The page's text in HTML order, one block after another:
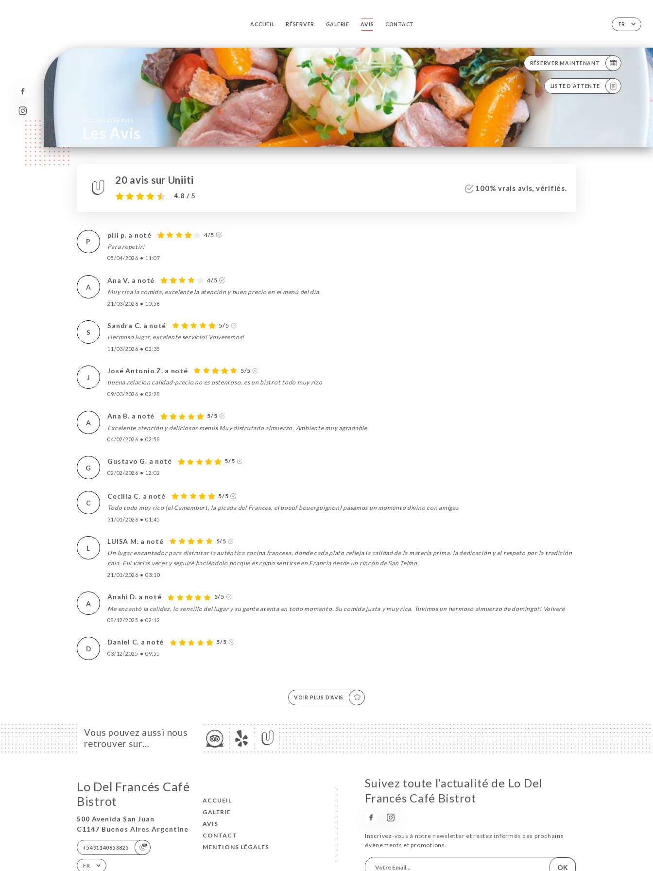
FR
ACCUEIL RÉSERVER GALERIE AVIS CONTACT
RÉSERVER MAINTENANT
LISTE D'ATTENTE
ACCUEIL/ LES AVIS
Les Avis
20 avis sur Uniiti
4.8 / 5
100% vrais avis, vérifiés.
P
pili p. a noté
4/5
Para repetir!
05/04/2026 • 11:07
A
Ana V. a noté
4/5
Muy rica la comida, excelente la atención y buen precio en el menú del día.
21/03/2026 • 10:58
S
Sandra C. a noté
5/5
Hermoso lugar, excelente servicio! Volveremos!
11/03/2026 • 02:35
J
José Antonio Z. a noté
5/5
buena relacion calidad-precio no es ostentoso, es un bistrot todo muy rizo
09/03/2026 • 02:28
A
Ana B. a noté
5/5
Excelente atención y deliciosos menús Muy disfrutado almuerzo. Ambiente muy agradable
04/02/2026 • 02:58
G
Gustavo G. a noté 5/5
02/02/2026 • 12:02
C
Cecilia C. a noté
5/5
Todo todo muy rico (el Camembert, la picada del Frances, el boeuf bouerguignon) pasamos un momento divino con amigas
31/01/2026 • 01:45
L
LUISA M. a noté
5/5
Un lugar encantador para disfrutar la auténtica cocina francesa, donde cada plato refleja la calidad de la materia prima, la dedicación y el respeto por la tradición
gala. Fui varias veces y seguiré haciéndolo porque es como sentirse en Francia desde un rincón de San Telmo.
21/01/2026 • 03:10
A
Anahi D. a noté
5/5
Me encantó la calidez, lo sencillo del lugar y su gente atenta en todo momento. Su comida justa y muy rica. Tuvimos un hermoso almuerzo de domingo!! Volveré
08/12/2025 • 02:12
D
Daniel C. a noté 5/5
03/12/2025 • 09:55
VOIR PLUS D’AVIS
Vous pouvez aussi nous
retrouver sur…
Lo Del Francés Café
Bistrot
500 Avenida San Juan
C1147 Buenos Aires Argentine
+5491140653825
FR
ACCUEIL
GALERIE
AVIS
CONTACT
MENTIONS LÉGALES
Suivez toute l’actualité de Lo Del
Francés Café Bistrot
Inscrivez-vous à notre newsletter et restez informés des prochains
évènements et promotions.
OK